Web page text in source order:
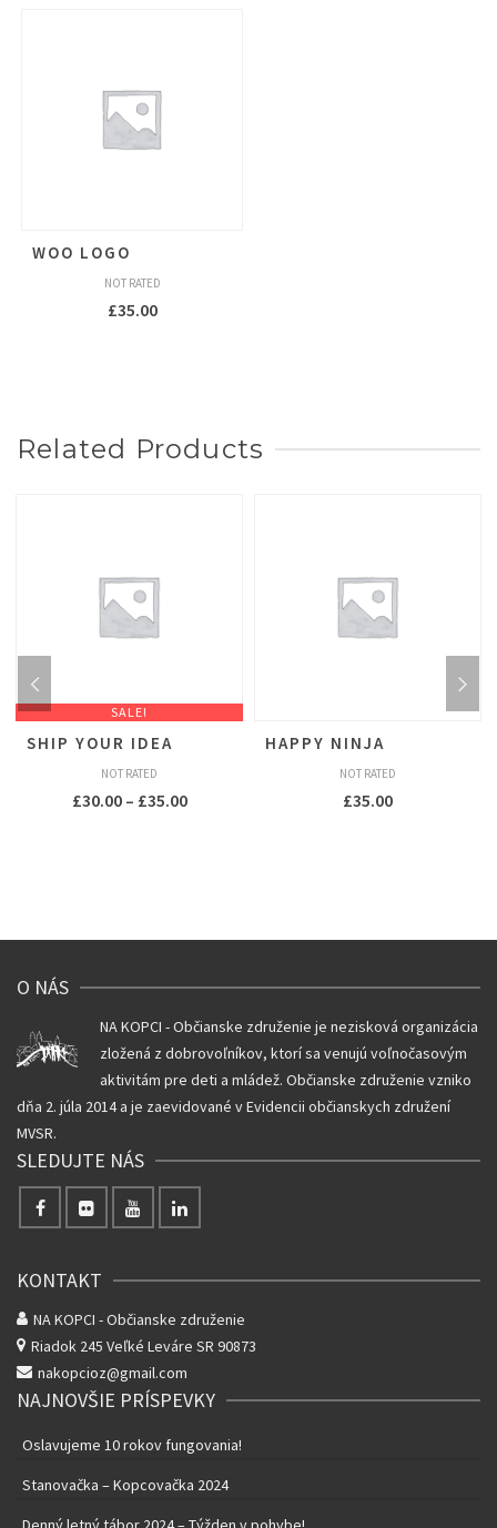
WOO LOGO
NOT RATED
£35.00
Related Products
SALE!
SHIP YOUR IDEA
NOT RATED
£30.00– £35.00
HAPPY NINJA
NOT RATED
£35.00
O NÁS
NA KOPCI - Občianske združenie je nezisková organizácia
zložená z dobrovoľníkov, ktorí sa venujú voľnočasovým
aktivitám pre deti a mládež. Občianske združenie vzniko
dňa 2. júla 2014 a je zaevidované v Evidencii občianskych združení
MVSR.
SLEDUJTE NÁS
KONTAKT
NA KOPCI - Občianske združenie
Riadok 245 Veľké Leváre SR 90873
nakopcioz@gmail.com
NAJNOVŠIE PRÍSPEVKY
Oslavujeme 10 rokov fungovania!
Stanovačka – Kopcovačka 2024